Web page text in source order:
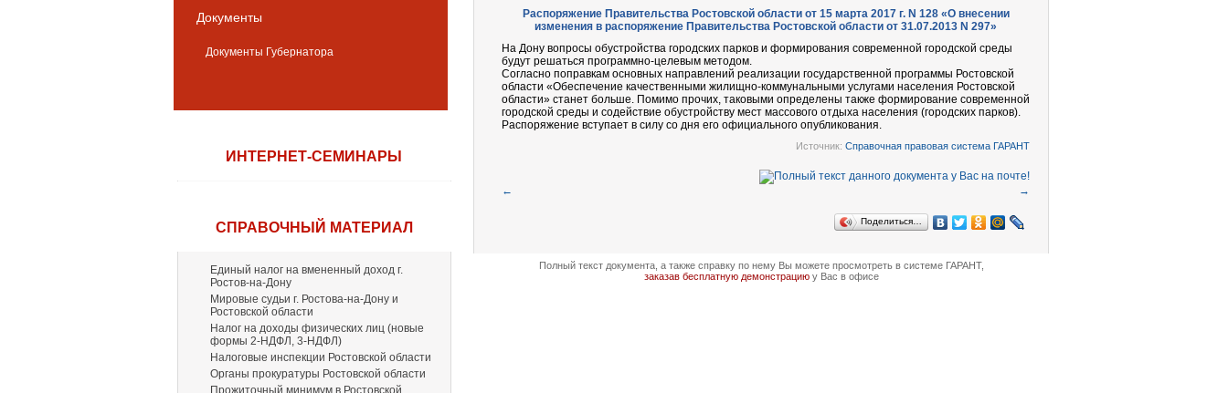
Документы
Документы Губернатора
ИНТЕРНЕТ-СЕМИНАРЫ
СПРАВОЧНЫЙ МАТЕРИАЛ
Единый налог на вмененный доход г.
Ростов-на-Дону
Мировые судьи г. Ростова-на-Дону и
Ростовской области
Налог на доходы физических лиц (новые
формы 2-НДФЛ, 3-НДФЛ)
Налоговые инспекции Ростовской области
Органы прокуратуры Ростовской области
Прожиточный минимум в Ростовской
Распоряжение Правительства Ростовской области от 15 марта 2017 г. N 128 «О внесении
изменения в распоряжение Правительства Ростовской области от 31.07.2013 N 297»
На Дону вопросы обустройства городских парков и формирования современной городской среды
будут решаться программно-целевым методом.
Согласно поправкам основных направлений реализации государственной программы Ростовской
области «Обеспечение качественными жилищно-коммунальными услугами населения Ростовской
области» станет больше. Помимо прочих, таковыми определены также формирование современной
городской среды и содействие обустройству мест массового отдыха населения (городских парков).
Распоряжение вступает в силу со дня его официального опубликования.
Источник: Справочная правовая система ГАРАНТ
← →
Поделиться…
Полный текст документа, а также справку по нему Вы можете просмотреть в системе ГАРАНТ,
заказав бесплатную демонстрациюу Вас в офисе